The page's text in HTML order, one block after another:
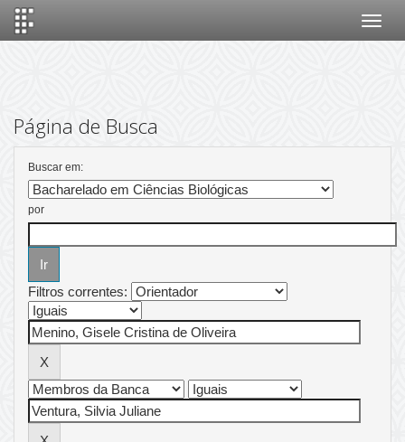
Página de Busca
Buscar em:
por
Filtros correntes: